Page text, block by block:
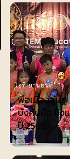
ไอที-ยานยนต์
พ่อเมืองลุ่ม
บังคับมือ ชิงแ
ปี 2569